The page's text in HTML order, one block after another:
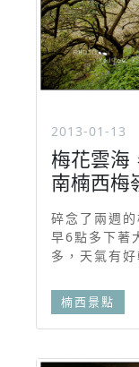
2013-01-13
梅花雲海
南楠西梅
碎念了兩週
早6點多下著
多，天氣有
楠西景點